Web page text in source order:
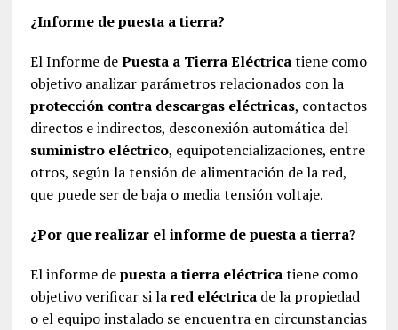
¿Informe de puesta a tierra?
El Informe dePuesta a Tierra Eléctricatiene como
objetivo analizar parámetros relacionados con la
protección contra descargas eléctricas, contactos
directos e indirectos, desconexión automática del
suministro eléctrico, equipotencializaciones, entre
otros, según la tensión de alimentación de la red,
que puede ser de baja o media tensión voltaje.
¿Por que realizar el informe de puesta a tierra?
El informe depuesta a tierra eléctricatiene como
objetivo verificar si lared eléctricade la propiedad
o el equipo instalado se encuentra en circunstancias